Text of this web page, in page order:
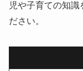
児や子育ての知識
ださい。